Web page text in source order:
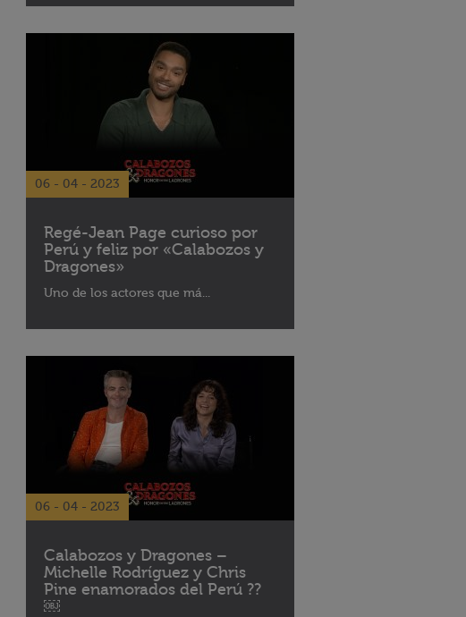
06 - 04 - 2023
Regé-Jean Page curioso por
Perú y feliz por «Calabozos y
Dragones»
Uno de los actores que má...
06 - 04 - 2023
Calabozos y Dragones –
Michelle Rodríguez y Chris
Pine enamorados del Perú ??
￼